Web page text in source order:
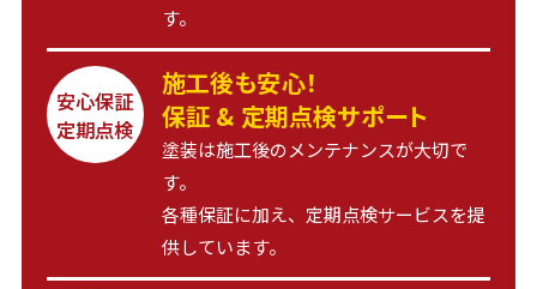
す。
安心保証
定期点検
施工後も安心！
保証 & 定期点検サポート
塗装は施工後のメンテナンスが大切で
す。
各種保証に加え、定期点検サービスを提
供しています。